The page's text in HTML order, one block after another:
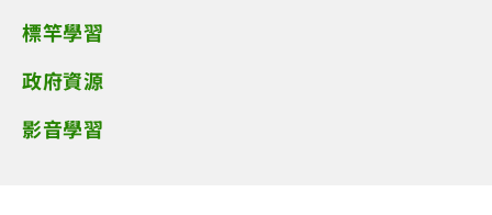
標竿學習
政府資源
影音學習